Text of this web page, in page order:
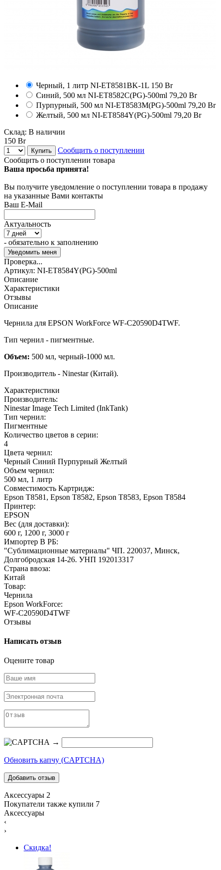
Черный, 1 литр NI-ET8581BK-1L 150 Br
Синий, 500 мл NI-ET8582C(PG)-500ml 79,20 Br
Пурпурный, 500 мл NI-ET8583M(PG)-500ml 79,20 Br
Желтый, 500 мл NI-ET8584Y(PG)-500ml 79,20 Br
Склад: В наличии
150 Br
Купить
Сообщить о поступлении
Сообщить о поступлении товара
Ваша просьба принята!
Вы получите уведомление о поступлении товара в продажу
на указанные Вами контакты
Ваш E-Mail
Актуальность
- обязательно к заполнению
Проверка...
Артикул: NI-ET8584Y(PG)-500ml
Описание
Характеристики
Отзывы
Описание
Чернила для EPSON WorkForce WF-C20590D4TWF.
Тип чернил - пигментные.
Объем: 500 мл, черный-1000 мл.
Производитель - Ninestar (Китай).
Характеристики
Производитель:
Ninestar Image Tech Limited (InkTank)
Тип чернил:
Пигментные
Количество цветов в серии:
4
Цвета чернил:
Черный Синий Пурпурный Желтый
Объем чернил:
500 мл, 1 литр
Совместимость Картридж:
Epson T8581, Epson T8582, Epson T8583, Epson T8584
Принтер:
EPSON
Вес (для доставки):
600 г, 1200 г, 3000 г
Импортер В РБ:
"Сублимационные материалы" ЧП. 220037, Минск,
Долгобродская 14-26. УНП 192013317
Страна ввоза:
Китай
Товар:
Чернила
Epson WorkForce:
WF-C20590D4TWF
Отзывы
Написать отзыв
Оцените товар
→
Обновить капчу (CAPTCHA)
Аксессуары 2
Покупатели также купили 7
Аксессуары
‹
›
Скидка!